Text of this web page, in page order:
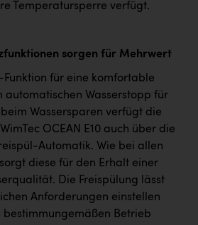
Temperatursperre verfügt.
sorgen für Mehrwert
für eine komfortable
automatischen Wasserstopp für
Wassersparen verfügt die
OCEAN E10 auch über die
Automatik. Wie bei allen
diese für den Erhalt einer
Die Freispülung lässt
Anforderungen einstellen
Betrieb